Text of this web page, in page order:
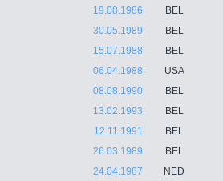
19.08.1986
BEL
30.05.1989
BEL
15.07.1988
BEL
06.04.1988
USA
08.08.1990
BEL
13.02.1993
BEL
12.11.1991
BEL
26.03.1989
BEL
24.04.1987
NED